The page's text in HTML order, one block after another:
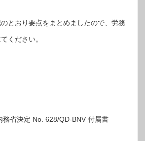
とおり要点をまとめましたので、労務
ください。
務省決定 No. 628/QD-BNV 付属書